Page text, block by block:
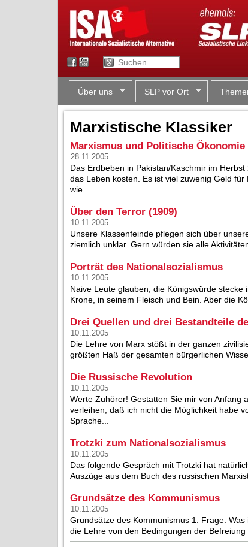
Über uns SLP vor Ort
Marxistische Klassiker
Marxismus und Politische
28.11.2005
Das Erdbeben in Pakistan/Kaschmir im
das Leben kosten. Es ist viel zuwenig Geld
wie...
Über den Terror (1909)
10.11.2005
Unsere Klassenfeinde pflegen sich über
ziemlich unklar. Gern würden sie alle
Porträt des Nationalsozialismus
10.11.2005
Naive Leute glauben, die Königswürde
Krone, in seinem Fleisch und Bein. Aber die
Drei Quellen und drei Bestandteile
10.11.2005
Die Lehre von Marx stößt in der ganzen
größten Haß der gesamten bürgerlichen
Die Russische Revolution
10.11.2005
Werte Zuhörer! Gestatten Sie mir von Anfang
verleihen, daß ich nicht die Möglichkeit habe
Sprache...
Trotzki zum Nationalsozialismus
10.11.2005
Das folgende Gespräch mit Trotzki hat
Auszüge aus dem Buch des russischen
Grundsätze des Kommunismus
10.11.2005
Grundsätze des Kommunismus 1. Frage:
die Lehre von den Bedingungen der